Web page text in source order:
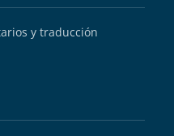
y traducción